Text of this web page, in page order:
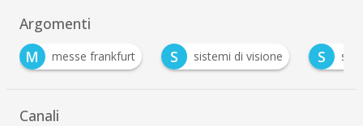
Argomenti
frankfurt S sistemi di visione S sps italia 2018
Canali